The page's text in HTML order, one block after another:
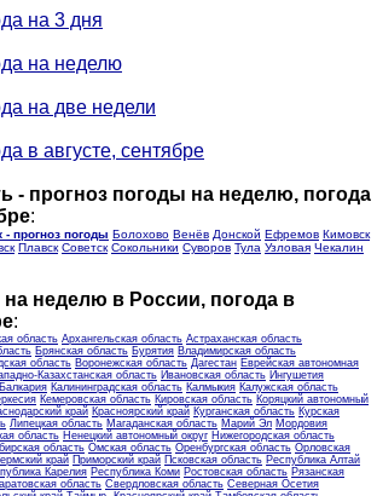
на 3 дня
на неделю
на две недели
в августе, сентябре
- прогноз погоды на неделю, погода
:
- прогноз погоды Болохово Венёв Донской Ефремов Кимовск
Плавск Советск Сокольники Суворов Тула Узловая Чекалин
неделю в России, погода в
:
область Архангельская область Астраханская область
Брянская область Бурятия Владимирская область
область Воронежская область Дагестан Еврейская автономная
Казахстанская область Ивановская область Ингушетия
Калининградская область Калмыкия Калужская область
Кемеровская область Кировская область Коряцкий автономный
край Красноярский край Курганская область Курская
Липецкая область Магаданская область Марий Эл Мордовия
область Ненецкий автономный округ Нижегородская область
область Омская область Оренбургская область Орловская
край Приморский край Псковская область Республика Алтай
Карелия Республика Коми Ростовская область Рязанская
область Свердловская область Северная Осетия